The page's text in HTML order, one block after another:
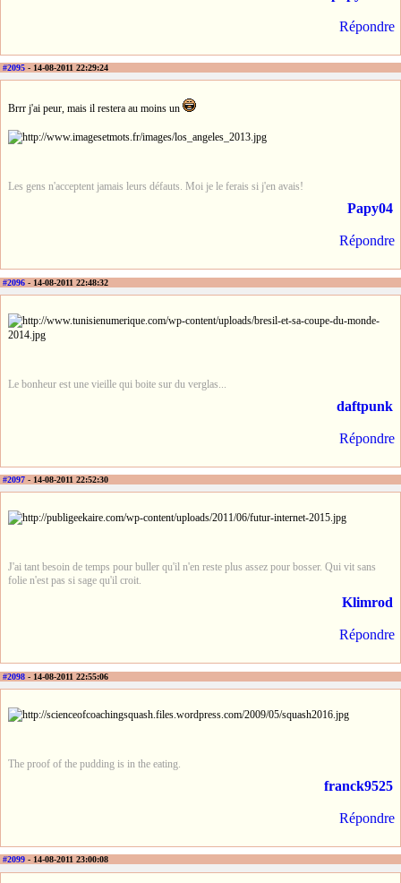
Répondre
#2095 - 14-08-2011 22:29:24
Brrr j'ai peur, mais il restera au moins un
Les gens n'acceptent jamais leurs défauts. Moi je le ferais si j'en avais!
Papy04
Répondre
#2096 - 14-08-2011 22:48:32
Le bonheur est une vieille qui boite sur du verglas...
daftpunk
Répondre
#2097 - 14-08-2011 22:52:30
J'ai tant besoin de temps pour buller qu'il n'en reste plus assez pour bosser. Qui vit sans
folie n'est pas si sage qu'il croit.
Klimrod
Répondre
#2098 - 14-08-2011 22:55:06
The proof of the pudding is in the eating.
franck9525
Répondre
#2099 - 14-08-2011 23:00:08